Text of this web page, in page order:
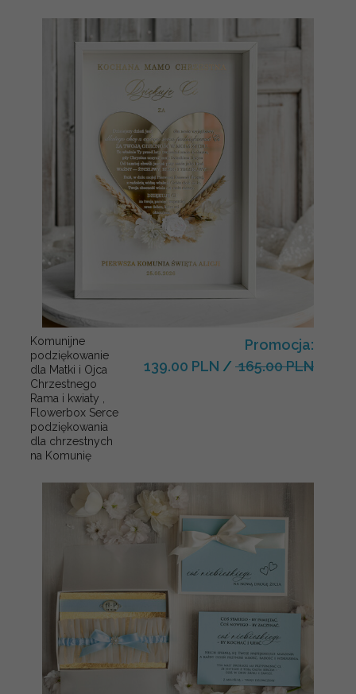
Komunijne
podziękowanie
dla Matki i Ojca
Chrzestnego
Rama i kwiaty ,
Flowerbox Serce
podziękowania
dla chrzestnych
na Komunię
Promocja:
139.00 PLN / 165.00 PLN